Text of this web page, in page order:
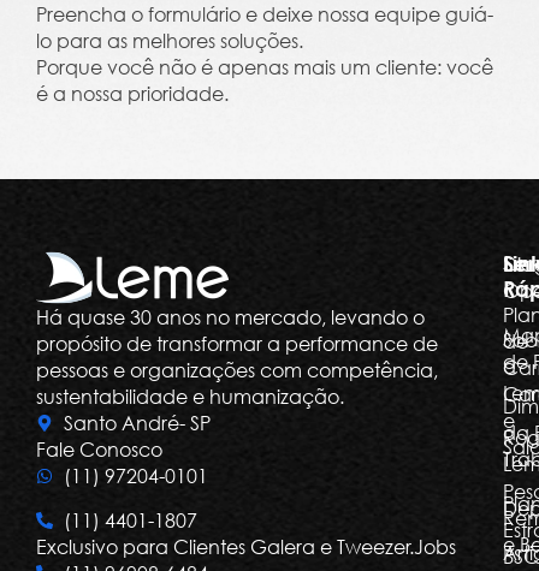
Preencha o formulário e deixe nossa equipe guiá-
lo para as melhores soluções.
Porque você não é apenas mais um cliente: você
é a nossa prioridade.
Há quase 30 anos no mercado, levando o
propósito de transformar a performance de
pessoas e organizações com competência,
sustentabilidade e humanização.
Santo André- SP
Fale Conosco
(11) 97204-0101
(11) 4401-1807
Exclusivo para Clientes Galera e Tweezer.Jobs
de
e
e
de
da
a